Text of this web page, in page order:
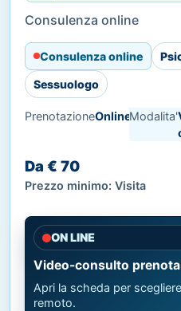
Consulenza online
Consulenza online
Sessuologo
PrenotazioneOnlineModalita'
Da € 70
Prezzo minimo: Visita
ON LINE
Video-consulto
Apri la scheda per
remoto.